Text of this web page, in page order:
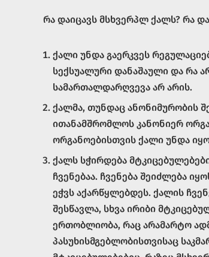
რა დაიცავს მსხვერპლ ქალს? რა
ქალი უნდა გაერკვეს
სექსუალური დანაშაული და რა
სამართალდარღვევა არ არის.
ქალმა, თუნდაც ანონიმურობის
ითანამშრომლოს კანონიერ
ორგანოებისთვის ქალი უნდა
ქალს სჭირდება
ჩვენებაა. ჩვენება შეიძლება
ეჭვს აქარწყლებდეს. ქალის
შესწავლა, სხვა ირიბი
ერთობლიობა, რაც არამარტო
პასუხისმგებლობისთვისაც